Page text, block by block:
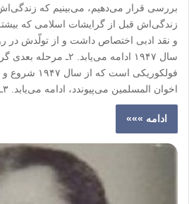
زندگی‌اش‌ قبل‌ از گرایشات‌ اسلامی‌ که‌ بیشتر
و نقد ادبی‌ اختصاص‌ داشت‌ و از تولّدش‌ در
سال‌ ۱۹۴۷ ادامه‌ می‌یابد.
اخوان‌ المسلمین‌ می‌پیوندد، ادامه‌ می‌یابد. ۳ـ…
ادامه »»»